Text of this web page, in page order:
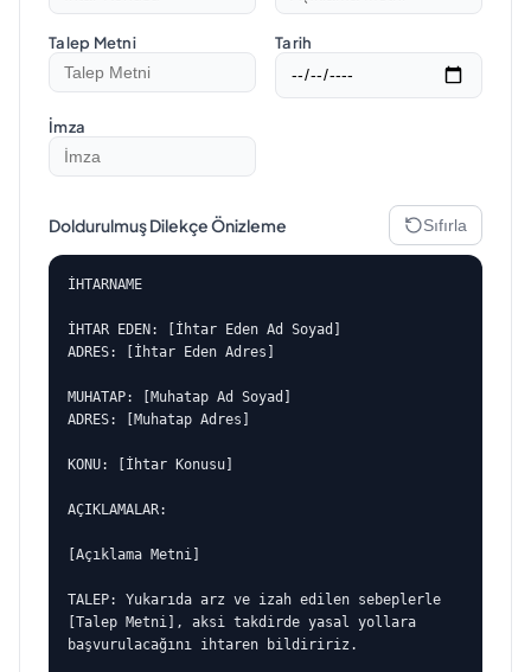
Talep Metni Tarih
İmza
Doldurulmuş Dilekçe Önizleme Sıfırla
İHTARNAME
İHTAR EDEN: [İhtar Eden Ad Soyad]
ADRES: [İhtar Eden Adres]
MUHATAP: [Muhatap Ad Soyad]
ADRES: [Muhatap Adres]
KONU: [İhtar Konusu]
AÇIKLAMALAR:
[Açıklama Metni]
TALEP: Yukarıda arz ve izah edilen sebeplerle
[Talep Metni], aksi takdirde yasal yollara
başvurulacağını ihtaren bildiririz.